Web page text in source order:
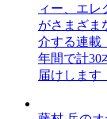
ィー、エレ
がさまざま
介する連載
年間で計30
届けします